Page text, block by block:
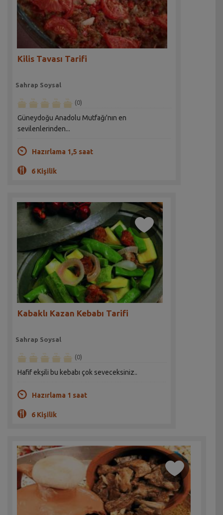
Kilis Tavası Tarifi
Sahrap Soysal
(0)
Güneydoğu Anadolu Mutfağı'nın en
sevilenlerinden...
Hazırlama 1,5 saat
6 Kişilik
Kabaklı Kazan Kebabı Tarifi
Sahrap Soysal
(0)
Hafif ekşili bu kebabı çok seveceksiniz..
Hazırlama 1 saat
6 Kişilik